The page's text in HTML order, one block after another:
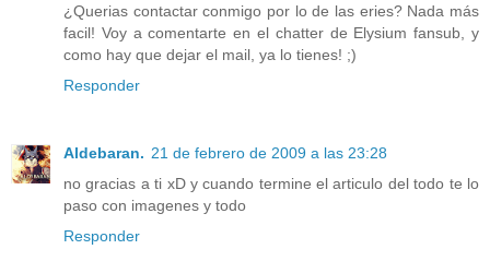
¿Querias contactar conmigo por lo de las eries? Nada más
facil! Voy a comentarte en el chatter de Elysium fansub, y
como hay que dejar el mail, ya lo tienes! ;)
Responder
Aldebaran. 21 de febrero de 2009 a las 23:28
no gracias a ti xD y cuando termine el articulo del todo te lo
paso con imagenes y todo
Responder